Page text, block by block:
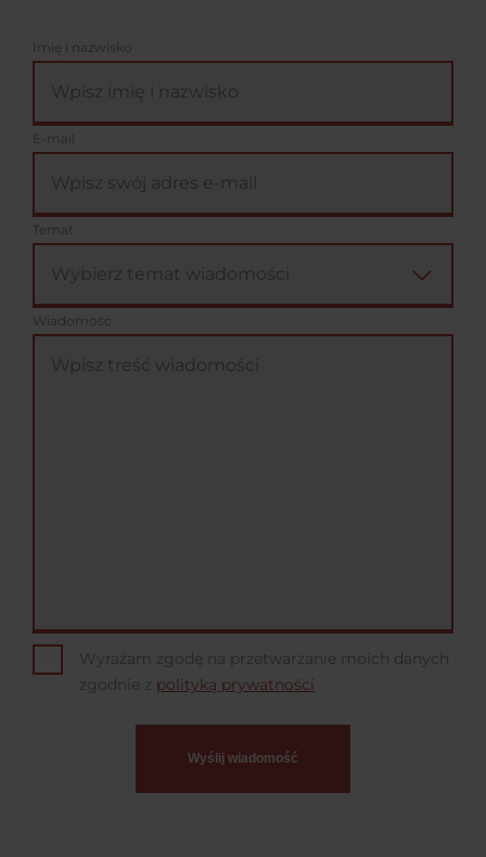
Imię i nazwisko
E-mail
Temat
Wiadomość
Wyrażam zgodę na przetwarzanie moich danych
zgodnie z polityką prywatności